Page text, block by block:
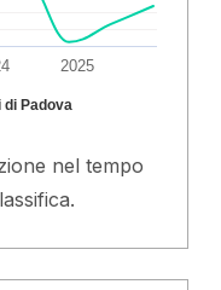
di Padova
2025
nel tempo